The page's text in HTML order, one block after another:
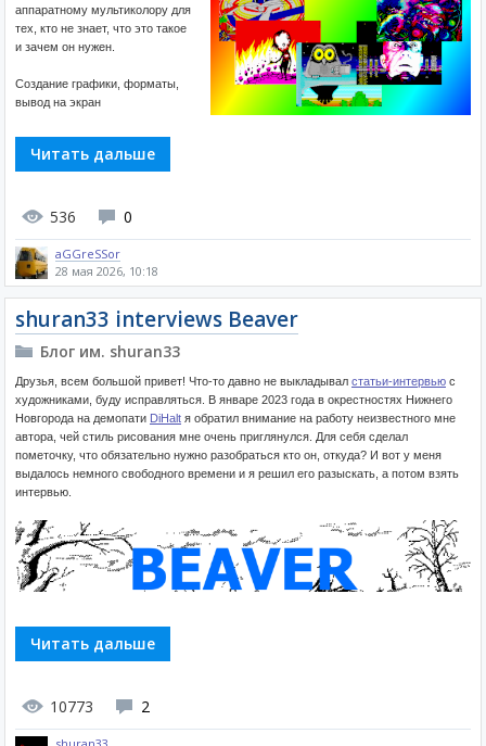
аппаратному мультиколору для
тех, кто не знает, что это такое
и зачем он нужен.
Создание графики, форматы,
вывод на экран
Читать дальше
536 0
aGGreSSor
28 мая 2026, 10:18
shuran33 interviews Beaver
Блог им. shuran33
Друзья, всем большой привет! Что-то давно не выкладывал статьи-интервью с
художниками, буду исправляться. В январе 2023 года в окрестностях Нижнего
Новгорода на демопати DiHalt я обратил внимание на работу неизвестного мне
автора, чей стиль рисования мне очень приглянулся. Для себя сделал
пометочку, что обязательно нужно разобраться кто он, откуда? И вот у меня
выдалось немного свободного времени и я решил его разыскать, а потом взять
интервью.
Читать дальше
10773 2